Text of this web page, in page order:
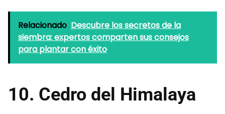
Relacionado Descubre los secretos de la
siembra: expertos comparten sus consejos
para plantar con éxito
10. Cedro del Himalaya